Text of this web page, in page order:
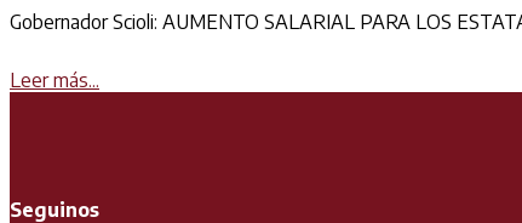
Gobernador Scioli: AUMENTO SALARIAL PARA LOS
Leer más...
Seguinos